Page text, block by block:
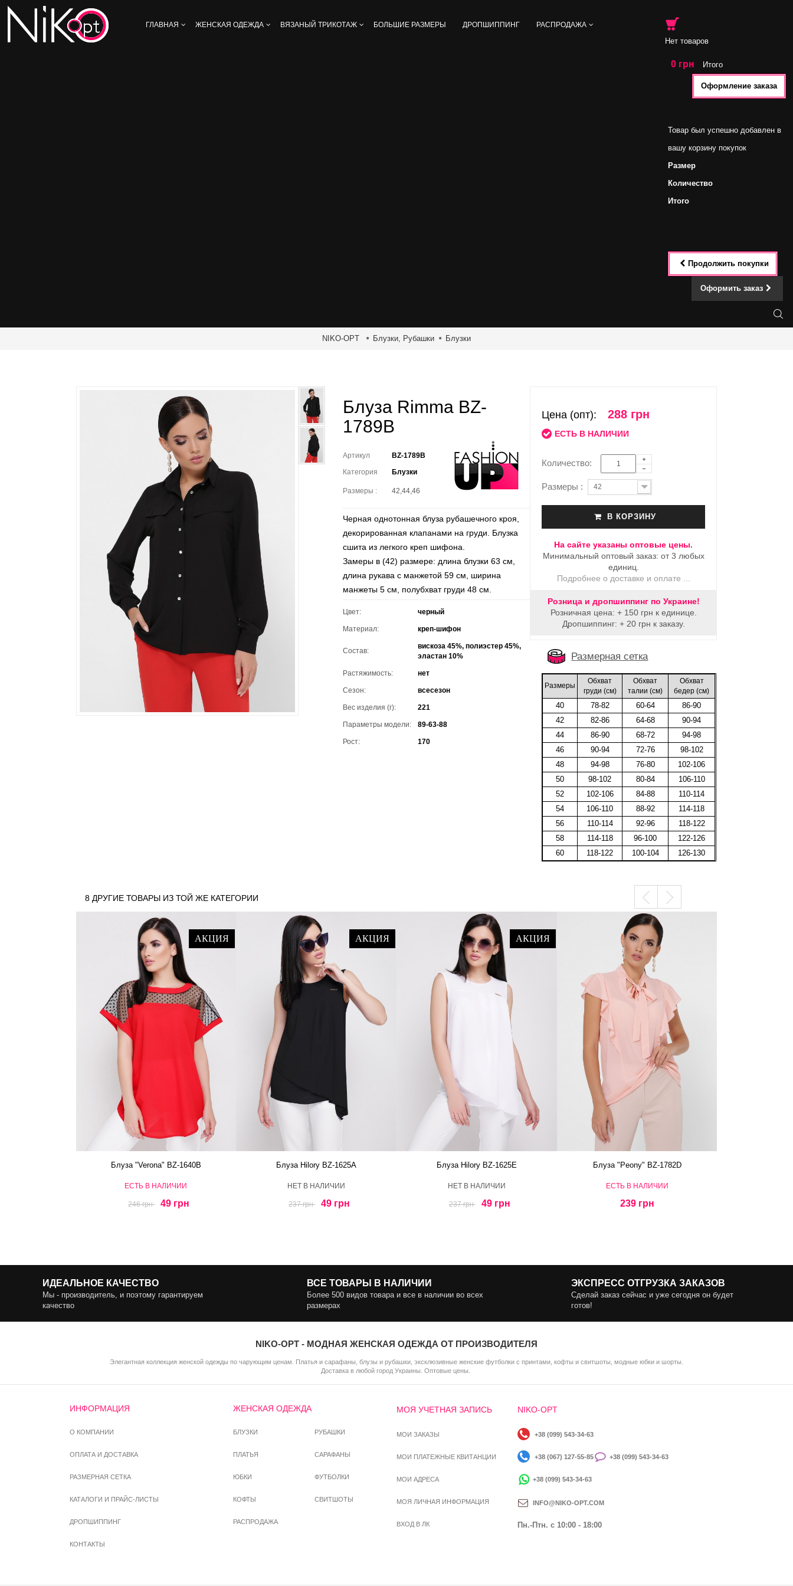
Нет товаров
0 грн Итого
Оформление заказа
Товар был успешно добавлен в
вашу корзину покупок
Размер
Количество
Итого
Продолжить покупки
Оформить заказ
ГЛАВНАЯ ЖЕНСКАЯ ОДЕЖДА ВЯЗАНЫЙ ТРИКОТАЖ БОЛЬШИЕ РАЗМЕРЫ ДРОПШИППИНГ РАСПРОДАЖА
NIKO-OPT Блузки, Рубашки Блузки
Блуза Rimma BZ-
1789B
Артикул
BZ-1789B
Категория
Блузки
Размеры : 42,44,46
Черная однотонная блуза рубашечного кроя,
декорированная клапанами на груди. Блузка
сшита из легкого креп шифона.
Замеры в (42) размере: длина блузки 63 см,
длина рукава с манжетой 59 см, ширина
манжеты 5 см, полубхват груди 48 см.
Цвет: черный
Материал: креп-шифон
Состав:
вискоза 45%, полиэстер 45%,
эластан 10%
Растяжимость: нет
Сезон: всесезон
Вес изделия (г): 221
Параметры модели: 89-63-88
Рост: 170
Цена (опт): 288 грн
ЕСТЬ В НАЛИЧИИ
Количество:
Размеры : 42
В КОРЗИНУ
На сайте указаны оптовые цены.
Минимальный оптовый заказ: от 3 любых
единиц.
Подробнее о доставке и оплате ...
Розница и дропшиппинг по Украине!
Розничная цена: + 150 грн к единице.
Дропшиппинг: + 20 грн к заказу.
Размерная сетка
Размеры
Обхват
груди (cм)
Обхват
талии (cм)
Обхват
бедер (cм)
40 78-82 60-64
86-90
42
82-86 64-68
90-94
44
86-90 68-72
94-98
46
90-94 72-76
98-102
48
94-98 76-80
102-106
50
98-102 80-84
106-110
52
102-106 84-88
110-114
54
106-110 88-92
114-118
56
110-114 92-96
118-122
58
114-118 96-100
122-126
60
118-122 100-104 126-130
8 ДРУГИЕ ТОВАРЫ ИЗ ТОЙ ЖЕ КАТЕГОРИИ
АКЦИЯ
Блуза "Verona" BZ-1640B
ЕСТЬ В НАЛИЧИИ
246 грн 49 грн
АКЦИЯ
Блуза Hilory BZ-1625A
HЕТ В НАЛИЧИИ
237 грн 49 грн
АКЦИЯ
Блуза Hilory BZ-1625E
HЕТ В НАЛИЧИИ
237 грн 49 грн
Блуза "Peony" BZ-1782D
ЕСТЬ В НАЛИЧИИ
239 грн
ИДЕАЛЬНОЕ КАЧЕСТВО
Мы - производитель, и поэтому гарантируем
качество
ВСЕ ТОВАРЫ В НАЛИЧИИ
Более 500 видов товара и все в наличии во всех
размерах
ЭКСПРЕСС ОТГРУЗКА ЗАКАЗОВ
Сделай заказ сейчас и уже сегодня он будет
готов!
NIKO-OPT - МОДНАЯ ЖЕНСКАЯ ОДЕЖДА ОТ ПРОИЗВОДИТЕЛЯ
Элегантная коллекция женской одежды по чарующим ценам. Платья и сарафаны, блузы и рубашки, эксклюзивные женские футболки с принтами, кофты и свитшоты, модные юбки и шорты.
Доставка в любой город Украины. Оптовые цены.
ИНФОРМАЦИЯ
О КОМПАНИИ
ОПЛАТА И ДОСТАВКА
РАЗМЕРНАЯ СЕТКА
КАТАЛОГИ И ПРАЙС-ЛИСТЫ
ДРОПШИППИНГ
КОНТАКТЫ
ЖЕНСКАЯ ОДЕЖДА
БЛУЗКИ РУБАШКИ
ПЛАТЬЯ САРАФАНЫ
ЮБКИ ФУТБОЛКИ
КОФТЫ СВИТШОТЫ
РАСПРОДАЖА
МОЯ УЧЕТНАЯ ЗАПИСЬ
МОИ ЗАКАЗЫ
МОИ ПЛАТЕЖНЫЕ КВИТАНЦИИ
МОИ АДРЕСА
МОЯ ЛИЧНАЯ ИНФОРМАЦИЯ
ВХОД В ЛК
NIKO-OPT
+38 (099) 543-34-63
+38 (067) 127-55-85 +38 (099) 543-34-63
+38 (099) 543-34-63
INFO@NIKO-OPT.COM
Пн.-Птн. c 10:00 - 18:00